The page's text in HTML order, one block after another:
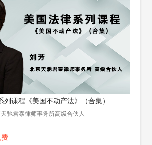
列课程《美国不动产法》（合集）
驰君泰律师事务所高级合伙人